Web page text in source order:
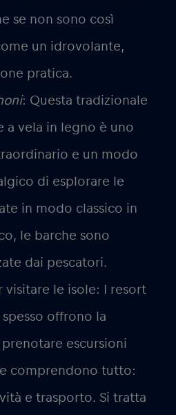
se non sono così
un idrovolante,
pratica.
: Questa tradizionale
a vela in legno è uno
e un modo
di esplorare le
in modo classico in
le barche sono
dai pescatori.
visitare le isole: I resort
offrono la
escursioni
comprendono tutto:
e trasporto. Si tratta